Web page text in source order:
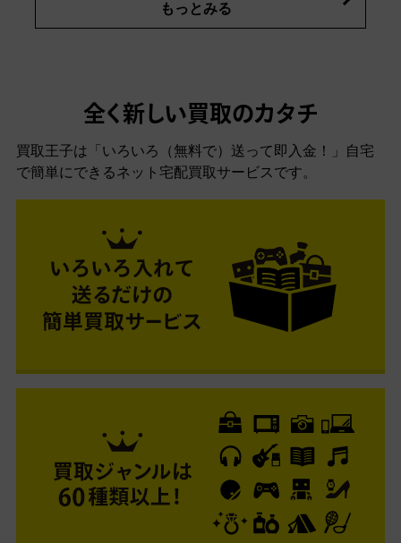
もっとみる
全く新しい買取のカタチ
買取王子は「いろいろ（無料で）送って即入金！」自宅
で簡単にできるネット宅配買取サービスです。